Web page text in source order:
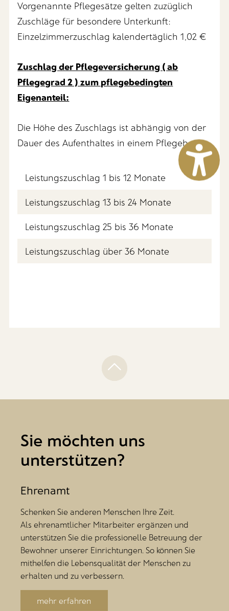
Vorgenannte Pflegesätze gelten zuzüglich
Zuschläge für besondere Unterkunft:
Einzelzimmerzuschlag kalendertäglich 1,02 €
Zuschlag der Pflegeversicherung ( ab
Pflegegrad 2 ) zum pflegebedingten
Eigenanteil:
Die Höhe des Zuschlags ist abhängig von der
Dauer des Aufenthaltes in einem Pflegeheim
Leistungszuschlag 1 bis 12 Monate
Leistungszuschlag 13 bis 24 Monate
Leistungszuschlag 25 bis 36 Monate
Leistungszuschlag über 36 Monate
Sie möchten uns
unterstützen?
Ehrenamt
Schenken Sie anderen Menschen Ihre Zeit.
Als ehrenamtlicher Mitarbeiter ergänzen und
unterstützen Sie die professionelle Betreuung der
Bewohner unserer Einrichtungen. So können Sie
mithelfen die Lebensqualität der Menschen zu
erhalten und zu verbessern.
mehr erfahren